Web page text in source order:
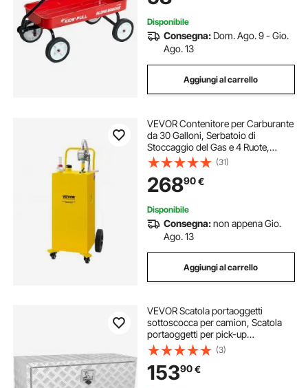
Disponibile
Consegna: Dom. Ago. 9 - Gio.
Ago. 13
Aggiungi al carrello
VEVOR Contenitore per Carburante
da 30 Galloni, Serbatoio di
Stoccaggio del Gas e 4 Ruote,
Contenitore per Benzina Diesel per
Auto, Tosaerba, ATV, Barche, Altro,
Giallo
(31)
26890€
Disponibile
Consegna:non appena Gio.
Ago. 13
Aggiungi al carrello
VEVOR Scatola portaoggetti
sottoscocca per camion, Scatola
portaoggetti per pick-up
914×430×460 mm, Cassetta
portautensili in alluminio con
serratura e chiavi, Scatola
portaoggetti per rimorchio furgone
(3)
15390€